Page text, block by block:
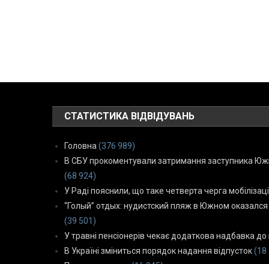
СТАТИСТИКА ВІДВІДУВАНЬ
Головна (376 989)
В СБУ прокоментували затримання заступника
(68 924)
У Раді пояснили, що таке четверта черга
“Голый” отдых: нудистский пляж в Южном
(39 501)
У травні пенсіонерів чекає додаткова надбавка до
В Україні зміниться порядок надання відпусток (18